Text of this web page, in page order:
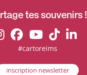
tes souvenirs !
#cartoreims
inscription newsletter